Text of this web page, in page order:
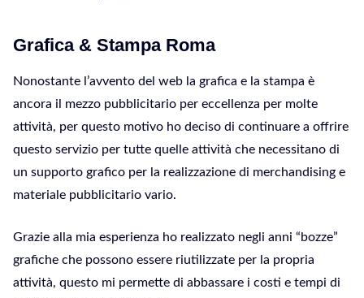
Grafica & Stampa Roma
Nonostante l’avvento del web la grafica e la stampa è
ancora il mezzo pubblicitario per eccellenza per molte
attività, per questo motivo ho deciso di continuare a offrire
questo servizio per tutte quelle attività che necessitano di
un supporto grafico per la realizzazione di merchandising e
materiale pubblicitario vario.
Grazie alla mia esperienza ho realizzato negli anni “bozze”
grafiche che possono essere riutilizzate per la propria
attività, questo mi permette di abbassare i costi e tempi di